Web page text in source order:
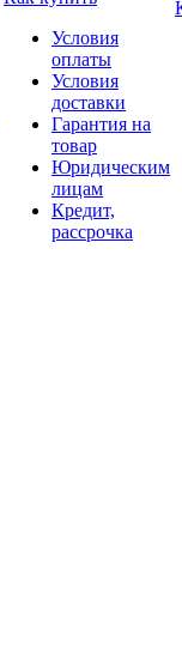
Условия
оплаты
Условия
доставки
Гарантия на
товар
Юридическим
лицам
Кредит,
рассрочка